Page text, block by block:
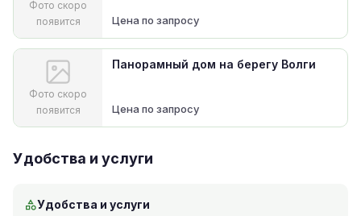
Фото скоро
появится
Цена по запросу
Фото скоро
появится
Панорамный дом на берегу Волги
Цена по запросу
Удобства и услуги
Удобства и услуги